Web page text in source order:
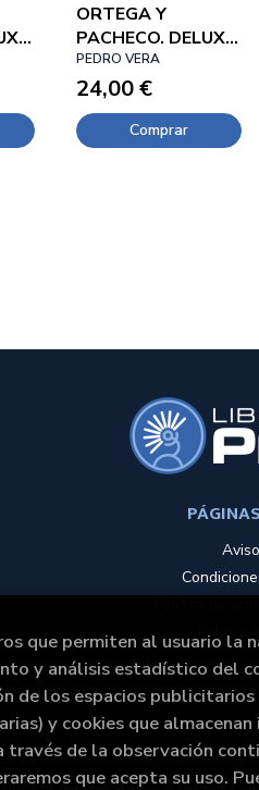
ORTEGA Y
PACHECO. DELUXE
03
PEDRO VERA
24,00 €
Comprar
Política
que permiten al usuario la
y análisis estadístico del
de los espacios publicitarios
y cookies que
de la observación
que acepta su uso.